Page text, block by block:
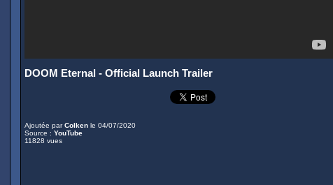
DOOM Eternal - Official Launch Trailer
Ajoutée parColken le 04/07/2020
Source : YouTube
11828 vues